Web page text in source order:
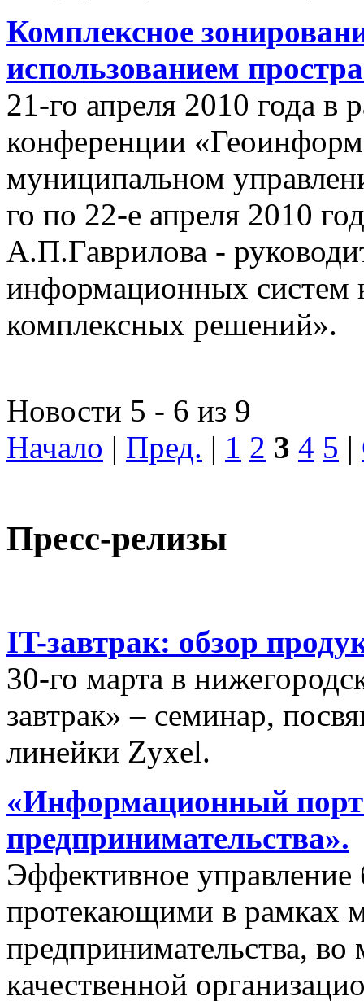
Комплексное
использованием
21-го апреля 2010 года в
конференции
муниципальном
го по 22-е апреля 2010
А.П.Гаврилова -
информационных систем
комплексных решений».
Новости 5 - 6 из 9
Начало | Пред. | 1 2 3 4 5 |
Пресс-релизы
IT-завтрак: обзор
30-го марта в
завтрак» – семинар,
линейки Zyxel.
«Информационный
предпринимательства».
Эффективное управление
протекающими в рамках
предпринимательства,
качественной